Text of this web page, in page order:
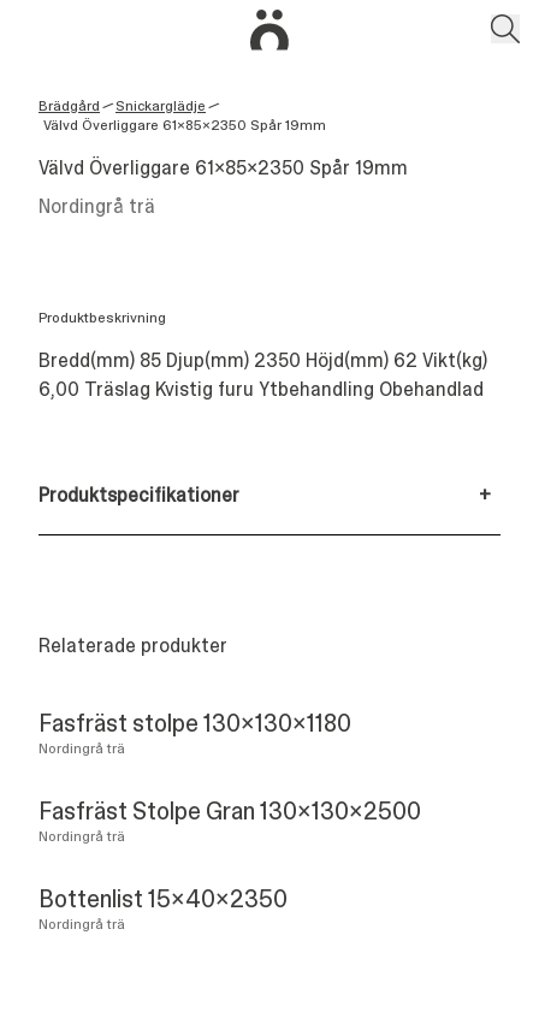
Brädgård / Snickarglädje /
Välvd Överliggare 61x85x2350 Spår 19mm
Välvd Överliggare 61x85x2350 Spår 19mm
Nordingrå trä
Produktbeskrivning
Bredd(mm) 85 Djup(mm) 2350 Höjd(mm) 62 Vikt(kg)
6,00 Träslag Kvistig furu Ytbehandling Obehandlad
Produktspecifikationer +
Relaterade produkter
Fasfräst stolpe 130x130x1180
Nordingrå trä
Fasfräst Stolpe Gran 130x130x2500
Nordingrå trä
Bottenlist 15x40x2350
Nordingrå trä